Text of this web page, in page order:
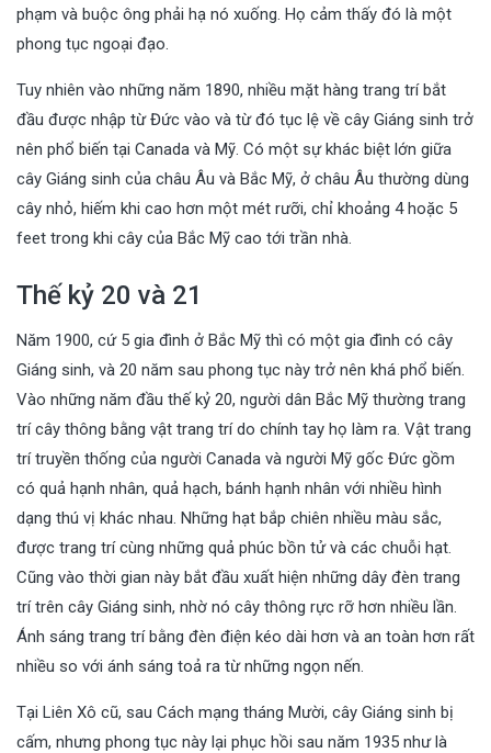
phạm và buộc ông phải hạ nó xuống. Họ cảm thấy đó là một
phong tục ngoại đạo.
Tuy nhiên vào những năm 1890, nhiều mặt hàng trang trí bắt
đầu được nhập từ Đức vào và từ đó tục lệ về cây Giáng sinh trở
nên phổ biến tại Canada và Mỹ. Có một sự khác biệt lớn giữa
cây Giáng sinh của châu Âu và Bắc Mỹ, ở châu Âu thường dùng
cây nhỏ, hiếm khi cao hơn một mét rưỡi, chỉ khoảng 4 hoặc 5
feet trong khi cây của Bắc Mỹ cao tới trần nhà.
Thế kỷ 20 và 21
Năm 1900, cứ 5 gia đình ở Bắc Mỹ thì có một gia đình có cây
Giáng sinh, và 20 năm sau phong tục này trở nên khá phổ biến.
Vào những năm đầu thế kỷ 20, người dân Bắc Mỹ thường trang
trí cây thông bằng vật trang trí do chính tay họ làm ra. Vật trang
trí truyền thống của người Canada và người Mỹ gốc Đức gồm
có quả hạnh nhân, quả hạch, bánh hạnh nhân với nhiều hình
dạng thú vị khác nhau. Những hạt bắp chiên nhiều màu sắc,
được trang trí cùng những quả phúc bồn tử và các chuỗi hạt.
Cũng vào thời gian này bắt đầu xuất hiện những dây đèn trang
trí trên cây Giáng sinh, nhờ nó cây thông rực rỡ hơn nhiều lần.
Ánh sáng trang trí bằng đèn điện kéo dài hơn và an toàn hơn rất
nhiều so với ánh sáng toả ra từ những ngọn nến.
Tại Liên Xô cũ, sau Cách mạng tháng Mười, cây Giáng sinh bị
cấm, nhưng phong tục này lại phục hồi sau năm 1935 như là